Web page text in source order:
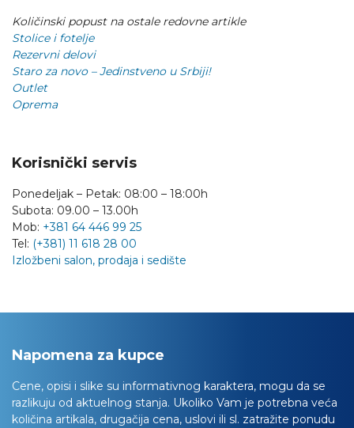
Količinski popust na ostale redovne artikle
Stolice i fotelje
Rezervni delovi
Staro za novo – Jedinstveno u Srbiji!
Outlet
Oprema
Korisnički servis
Ponedeljak – Petak: 08:00 – 18:00h
Subota: 09.00 – 13.00h
Mob: +381 64 446 99 25
Tel: (+381) 11 618 28 00
Izložbeni salon, prodaja i sedište
Napomena za kupce
Cene, opisi i slike su informativnog karaktera, mogu da se
razlikuju od aktuelnog stanja. Ukoliko Vam je potrebna veća
količina artikala, drugačija cena, uslovi ili sl. zatražite ponudu